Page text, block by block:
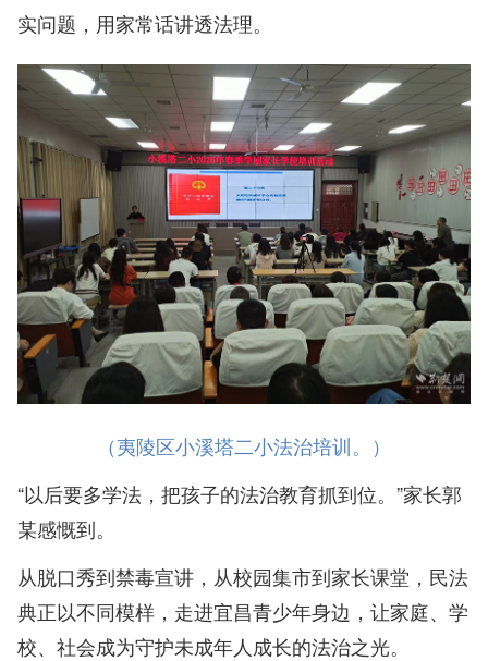
实问题，用家常话讲透法理。
（夷陵区小溪塔二小法治培训。）
“以后要多学法，把孩子的法治教育抓到位。”家长郭
某感慨到。
从脱口秀到禁毒宣讲，从校园集市到家长课堂，民法
典正以不同模样，走进宜昌青少年身边，让家庭、学
校、社会成为守护未成年人成长的法治之光。